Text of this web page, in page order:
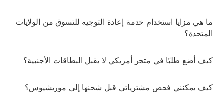
ما هي مزايا استخدام خدمة إعادة التوجيه للتسوق من الولايات
المتحدة؟
كيف أضع طلبًا في متجر أمريكي لا يقبل البطاقات الأجنبية؟
كيف يمكنني فحص مشترياتي قبل شحنها إلى موريشيوس؟